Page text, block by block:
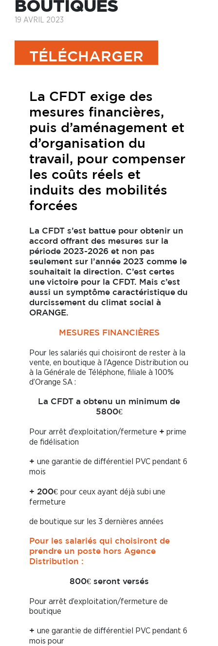
BOUTIQUES
19 AVRIL 2023
TÉLÉCHARGER
La CFDT exige des
mesures financières,
puis d’aménagement et
d’organisation du
travail, pour compenser
les coûts réels et
induits des mobilités
forcées
La CFDT s’est battue pour obtenir un
accord offrant des mesures sur la
période 2023-2026 et non pas
seulement sur l’année 2023 comme le
souhaitait la direction. C’est certes
une victoire pour la CFDT. Mais c’est
aussi un symptôme caractéristique du
durcissement du climat social à
ORANGE.
MESURES FINANCIÈRES
Pour les salariés qui choisiront de rester à la
vente, en boutique à l’Agence Distribution ou
à la Générale de Téléphone, filiale à 100%
d’Orange SA :
La CFDT a obtenu un minimum de
5800€
Pour arrêt d’exploitation/fermeture + prime
de fidélisation
+ une garantie de différentiel PVC pendant 6
mois
+ 200€ pour ceux ayant déjà subi une
fermeture
de boutique sur les 3 dernières années
Pour les salariés qui choisiront de
prendre un poste hors Agence
Distribution :
800€ seront versés
Pour arrêt d’exploitation/fermeture de
boutique
+ une garantie de différentiel PVC pendant 6
mois pour